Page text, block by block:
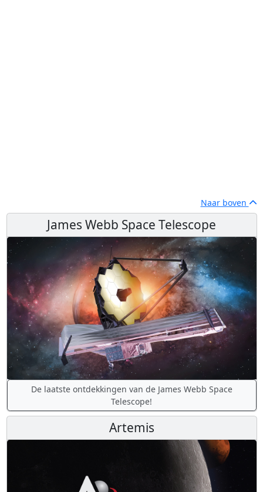
Naar boven
James Webb Space Telescope
De laatste ontdekkingen van de James Webb Space
Telescope!
Artemis